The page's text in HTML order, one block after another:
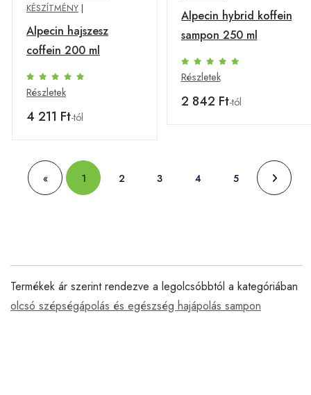
KÉSZÍTMÉNY |
Alpecin hajszesz
coffein 200 ml
Részletek
4 211 Ft-tól
Alpecin hybrid koffein
sampon 250 ml
Részletek
2 842 Ft-tól
« 1 2 3 4 5
Termékek ár szerint rendezve a legolcsóbbtól a kategóriában
olcsó szépségápolás és egészség hajápolás sampon